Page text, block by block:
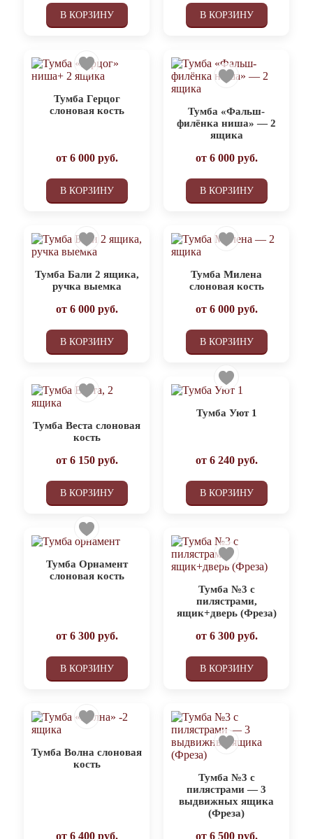
В КОРЗИНУ В КОРЗИНУ
Тумба Герцог
слоновая кость
от 6 000руб.
В КОРЗИНУ
Тумба «Фальш-
филёнка ниша» — 2
ящика
от 6 000руб.
В КОРЗИНУ
Тумба Бали 2 ящика,
ручка выемка
от 6 000руб.
В КОРЗИНУ
Тумба Милена
слоновая кость
от 6 000руб.
В КОРЗИНУ
Тумба Веста слоновая
кость
от 6 150руб.
В КОРЗИНУ
Тумба Уют 1
от 6 240руб.
В КОРЗИНУ
Тумба Орнамент
слоновая кость
от 6 300руб.
В КОРЗИНУ
Тумба №3 с
пилястрами,
ящик+дверь (Фреза)
от 6 300руб.
В КОРЗИНУ
Тумба Волна слоновая
кость
от 6 400руб.
Тумба №3 с
пилястрами — 3
выдвижных ящика
(Фреза)
от 6 500руб.